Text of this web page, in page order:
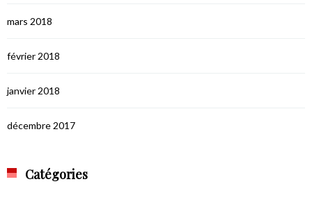
mars 2018
février 2018
janvier 2018
décembre 2017
Catégories